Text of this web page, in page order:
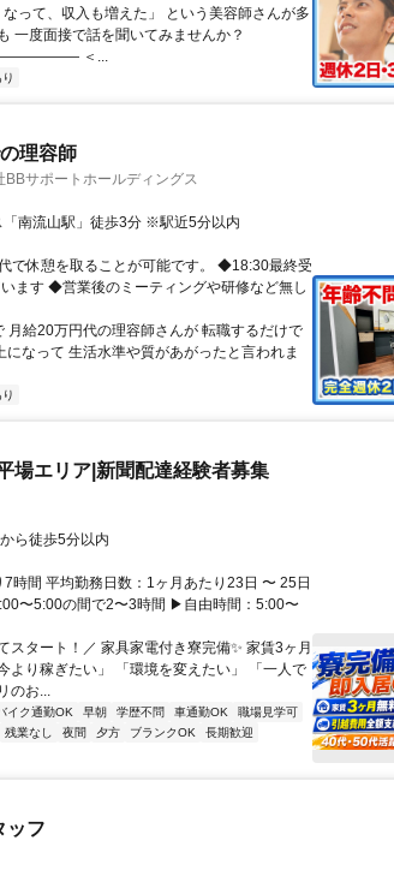
って、収入も増えた」 という美容師さんが多
一度面接で話を聞いてみませんか？
＜...
理容師
サポートホールディングス
レス「南流山駅」徒歩3分 ※駅近5分以内
で休憩を取ることが可能です。 ◆18:30最終受
ます ◆営業後のミーティングや研修など無し
月給20万円代の理容師さんが 転職するだけで
なって 生活水準や質があがったと言われま
場エリア|新聞配達経験者募集
ら徒歩5分以内
時間 平均勤務日数：1ヶ月あたり23日 〜 25日
〜5:00の間で2〜3時間 ▶自由時間：5:00〜
スタート！／ 家具家電付き寮完備✨ 家賃3ヶ月
り稼ぎたい」 「環境を変えたい」 「一人で
のお...
イク通勤OK 早朝 学歴不問 車通勤OK
職場見学可
残業なし 夜間 夕方 ブランクOK
長期歓迎
ッフ